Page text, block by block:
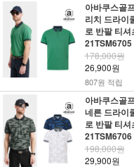
아바쿠스골
리치 드라이
로 반팔 티셔
21TSM6705
178,000원
26,900원
807원 적립
아바쿠스골
네른 드라이
로 반팔 티셔
21TSM6706
198,000원
29,900원